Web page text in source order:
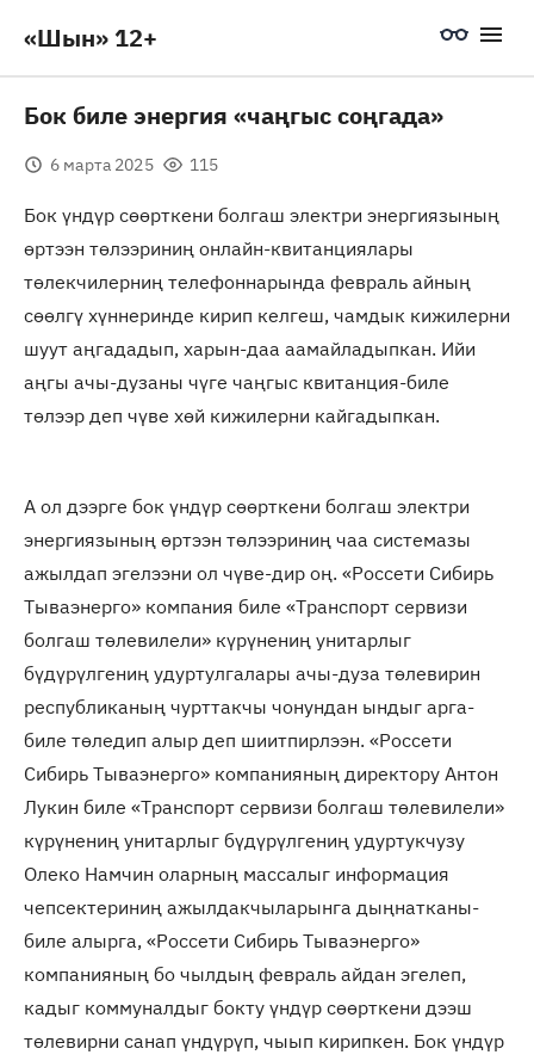
«Шын» 12+
Бок биле энергия «чаңгыс соңгада»
6 марта 2025 115
Бок үндүр сөөрткени болгаш электри энергиязының
өртээн төлээриниң онлайн-квитанциялары
төлекчилерниң телефоннарында февраль айның
сөөлгү хүннеринде кирип келгеш, чамдык кижилерни
шуут аңгададып, харын-даа аамайладыпкан. Ийи
аңгы ачы-дузаны чүге чаңгыс квитанция-биле
төлээр деп чүве хөй кижилерни кайгадыпкан.
А ол дээрге бок үндүр сөөрткени болгаш электри
энергиязының өртээн төлээриниң чаа системазы
ажылдап эгелээни ол чүве-дир оң. «Россети Сибирь
Тываэнерго» компания биле «Транспорт сервизи
болгаш төлевилели» күрүнениң унитарлыг
бүдүрүлгениң удуртулгалары ачы-дуза төлевирин
республиканың чурттакчы чонундан ындыг арга-
биле төледип алыр деп шиитпирлээн. «Россети
Сибирь Тываэнерго» компанияның директору Антон
Лукин биле «Транспорт сервизи болгаш төлевилели»
күрүнениң унитарлыг бүдүрүлгениң удуртукчузу
Олеко Намчин оларның массалыг информация
чепсектериниң ажылдакчыларынга дыңнатканы-
биле алырга, «Россети Сибирь Тываэнерго»
компанияның бо чылдың февраль айдан эгелеп,
кадыг коммуналдыг бокту үндүр сөөрткени дээш
төлевирни санап үндүрүп, чыып кирипкен. Бок үндүр